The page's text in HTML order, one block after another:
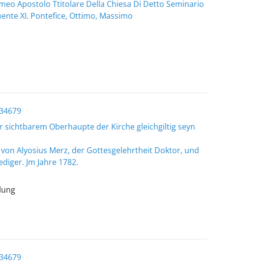
Apostolo Ttitolare Della Chiesa Di Detto Seminario
XI. Pontefice, Ottimo, Massimo
sichtbarem Oberhaupte der Kirche gleichgiltig seyn
Alyosius Merz, der Gottesgelehrtheit Doktor, und
Jm Jahre 1782.